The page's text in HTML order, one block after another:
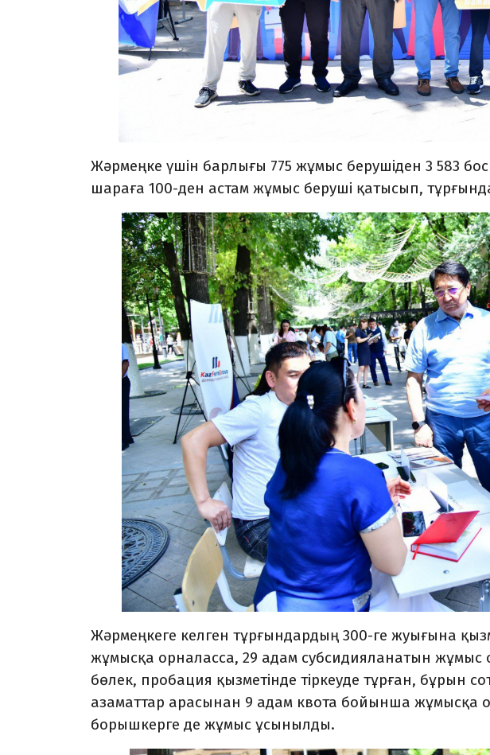
Жәрмеңке үшін барлығы 775 жұмыс берушіден 3 583
шараға 100-ден астам жұмыс беруші қатысып,
Жәрмеңкеге келген тұрғындардың 300-ге жуығына
жұмысқа орналасса, 29 адам субсидияланатын
бөлек, пробация қызметінде тіркеуде тұрған, бұрын
азаматтар арасынан 9 адам квота бойынша жұмысқа
борышкерге де жұмыс ұсынылды.